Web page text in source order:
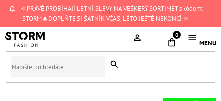
Přejít
🔅PRÁVĚ PROBÍHAJÍ LETNÍ SLEVY NA VEŠKERÝ SORTIMET s kódem:
STORM🔥DOPLŇTE SI ŠATNÍK VČAS, LÉTO JEŠTĚ NEKONCÍ 🔅
CZK
NÁKUPNÍ